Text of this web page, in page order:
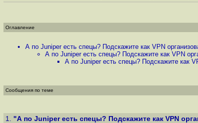
Оглавление
А по Juniper есть спецы? Подскажите как VPN
А по Juniper есть спецы? Подскажите как VPN
А по Juniper есть спецы? Подскажите как
Сообщения по теме
1. "А по Juniper есть спецы? Подскажите как VPN